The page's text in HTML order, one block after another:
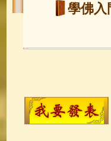
學佛入
玉曆
高僧故